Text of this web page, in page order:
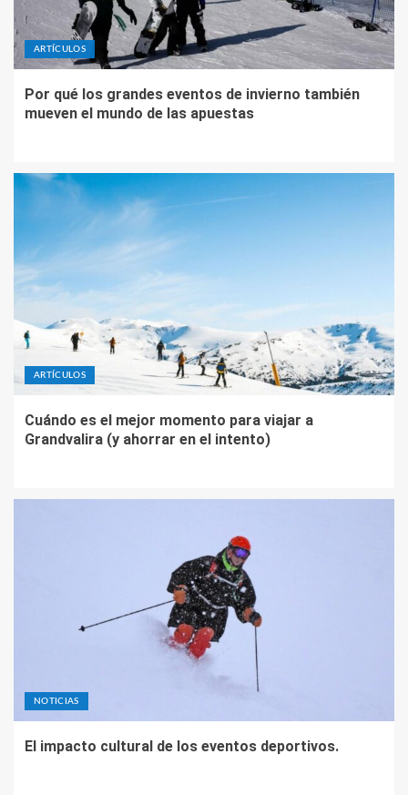
ARTÍCULOS
Por qué los grandes eventos de invierno también
mueven el mundo de las apuestas
ARTÍCULOS
Cuándo es el mejor momento para viajar a
Grandvalira (y ahorrar en el intento)
NOTICIAS
El impacto cultural de los eventos deportivos.